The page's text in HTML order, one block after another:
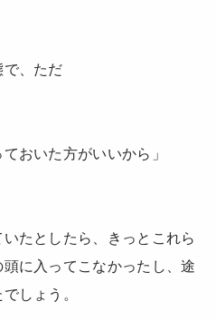
で、ただ
おいた方がいいから」
たとしたら、きっとこれら
に入ってこなかったし、途
しょう。